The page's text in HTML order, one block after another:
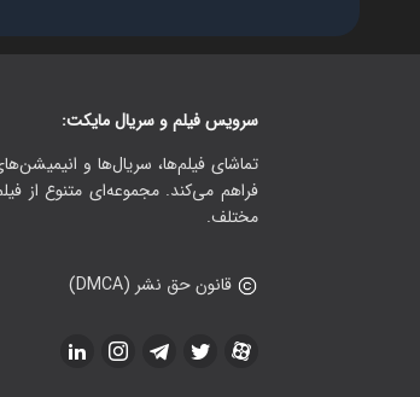
سرویس فیلم و سریال مایکت:
تماشای فیلم‌ها، سریال‌ها و
فراهم می‌کند. مجموعه‌ای متنوع از
مختلف.
قانون حق نشر (DMCA)